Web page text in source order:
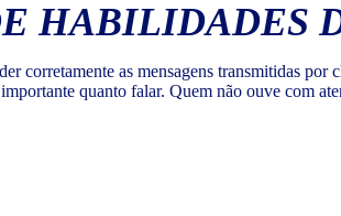
HABILIDADES
corretamente as mensagens transmitidas por
quanto falar. Quem não ouve com